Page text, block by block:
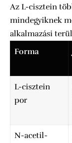
Az L-cisztein
mindegyiknek
alkalmazási
Forma
L-cisztein
por
N-acetil-